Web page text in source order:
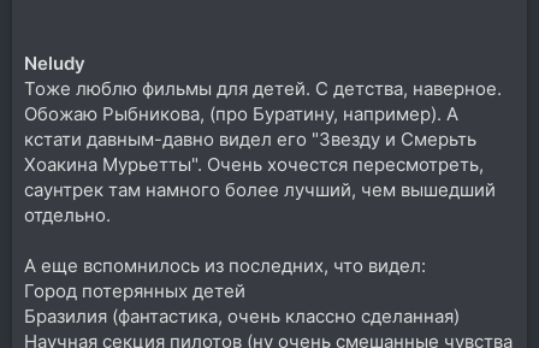
Neludy
Тоже люблю фильмы для детей. С детства, наверное.
Обожаю Рыбникова, (про Буратину, например). А
кстати давным-давно видел его "Звезду и Смерьть
Хоакина Мурьетты". Очень хочестся пересмотреть,
саунтрек там намного более лучший, чем вышедший
отдельно.
А еще вспомнилось из последних, что видел:
Город потерянных детей
Бразилия (фантастика, очень классно сделанная)
Научная секция пилотов (ну очень смешанные чувства